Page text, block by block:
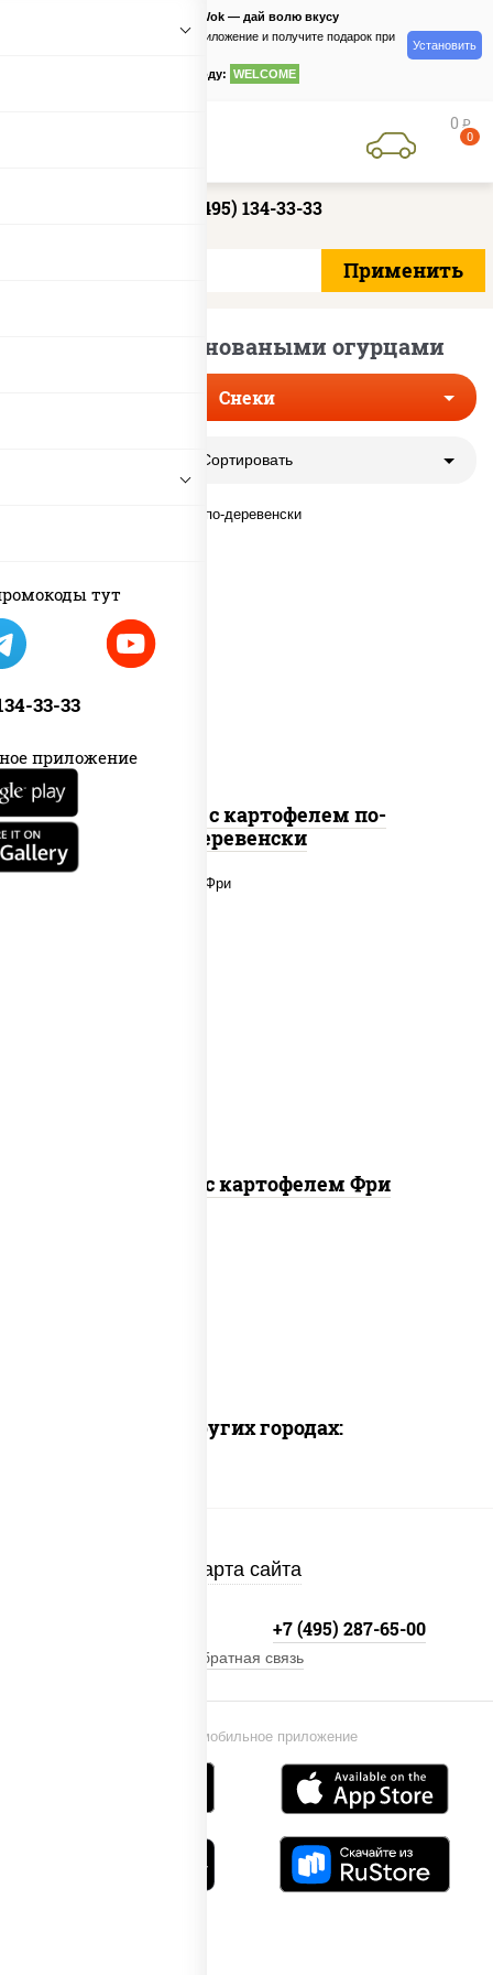
тут
33-33
приложение
PizzaSushiWok — дай волю вкусу
Скачайте приложение и получите подарок при
по промокоду: WELCOME
Установить
0 руб
0
+7 (495) 134-33-33
Снеки с мариноваными огурцами
Снеки
Сортировать
наггетсы куриные, дольки
картофеля, огурцы маринованные
Наггетсы с картофелем по-
деревенски
Наггетсы с картофелем Фри
Доставка в других городах:
Карта сайта
Установи мобильное приложение
+7 (495) 287-65-00
Обратная связь